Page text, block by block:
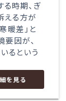
時期、ぎ
える方が
暖差」と
要因が、
るという
を見る